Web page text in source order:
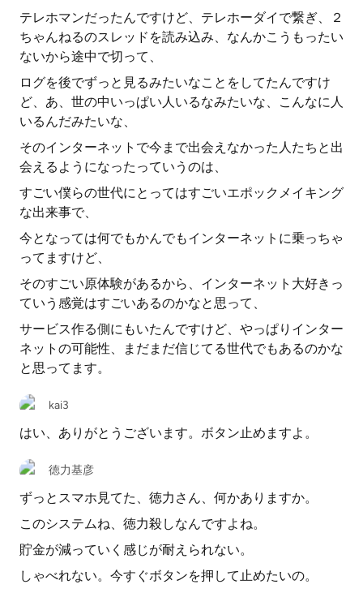
テレホマンだったんですけど、テレホーダイで繋ぎ、２
ちゃんねるのスレッドを読み込み、なんかこうもったい
ないから途中で切って、
ログを後でずっと見るみたいなことをしてたんですけ
ど、あ、世の中いっぱい人いるなみたいな、こんなに人
いるんだみたいな、
そのインターネットで今まで出会えなかった人たちと出
会えるようになったっていうのは、
すごい僕らの世代にとってはすごいエポックメイキング
な出来事で、
今となっては何でもかんでもインターネットに乗っちゃ
ってますけど、
そのすごい原体験があるから、インターネット大好きっ
ていう感覚はすごいあるのかなと思って、
サービス作る側にもいたんですけど、やっぱりインター
ネットの可能性、まだまだ信じてる世代でもあるのかな
と思ってます。
kai3
はい、ありがとうございます。ボタン止めますよ。
徳力基彦
ずっとスマホ見てた、徳力さん、何かありますか。
このシステムね、徳力殺しなんですよね。
貯金が減っていく感じが耐えられない。
しゃべれない。今すぐボタンを押して止めたいの。